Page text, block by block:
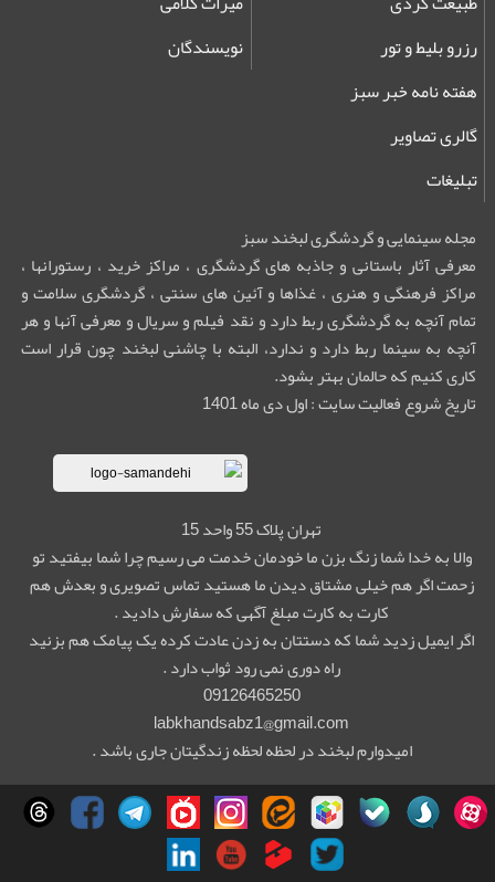
رزرو بلیط و تور
هفته نامه خبر سبز
گالری تصاویر
تبلیغات
نویسندگان
مجله سینمایی و گردشگری لبخند سبز
معرفی آثار باستانی و جاذبه های گردشگری ، مراکز خرید ، رستورانها ،
مراکز فرهنگی و هنری ، غذاها و آئین های سنتی ، گردشگری سلامت و
تمام آنچه به گردشگری ربط دارد و نقد فیلم و سریال و معرفی آنها و هر
آنچه به سینما ربط دارد و ندارد، البته با چاشنی لبخند چون قرار است
کاری کنیم که حالمان بهتر بشود.
تاریخ شروع فعالیت سایت : اول دی ماه 1401
تهران پلاک 55 واحد 15
والا به خدا شما زنگ بزن ما خودمان خدمت می رسیم چرا شما بیفتید تو
زحمت اگر هم خیلی مشتاق دیدن ما هستید تماس تصویری و بعدش هم
کارت به کارت مبلغ آگهی که سفارش دادید .
اگر ایمیل زدید شما که دستتان به زدن عادت کرده یک پیامک هم بزنید
راه دوری نمی رود ثواب دارد .
09126465250
labkhandsabz1@gmail.com
امیدوارم لبخند در لحظه لحظه زندگیتان جاری باشد .